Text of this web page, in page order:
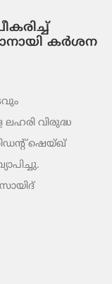
കർശന
വിരുദ്ധ
ഷെയ്ഖ്